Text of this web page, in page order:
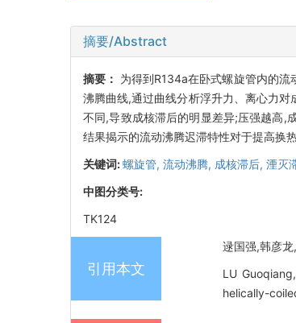
摘要/Abstract
摘要： 为得到R134a在卧式螺旋管内的
沸腾曲线,通过曲线分析浮升力、离心力
不同,导致成核滞后的明显差异;压强越高,
结果揭示的流动沸腾迟滞特性对于提高换
关键词:螺旋管, 流动沸腾, 成核滞后, 湮灭
中图分类号:
TK124
引用本文
逯国强,韩彦
LU
helically-